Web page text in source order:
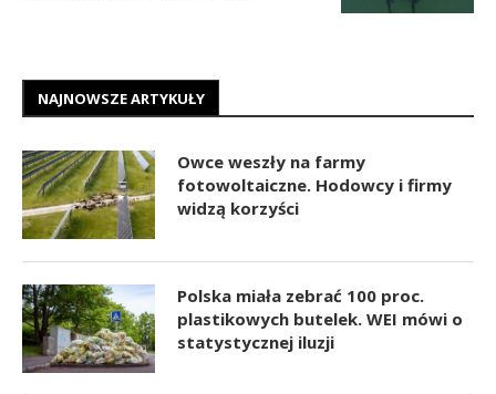
NAJNOWSZE ARTYKUŁY
Owce weszły na farmy
fotowoltaiczne. Hodowcy i firmy
widzą korzyści
Polska miała zebrać 100 proc.
plastikowych butelek. WEI mówi o
statystycznej iluzji